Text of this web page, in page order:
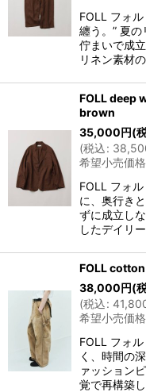
FOLL フォ
纏う。” 夏
佇まいで成
リネン素材
FOLL deep
brown
35,000円(
(税込:
希望小売価格
FOLL フォ
に、奥行き
ずに成立し
したデイリ
FOLL
38,000円(
(税込:
希望小売価格
FOLL フォ
く、時間の
ァッション
覚で再構築